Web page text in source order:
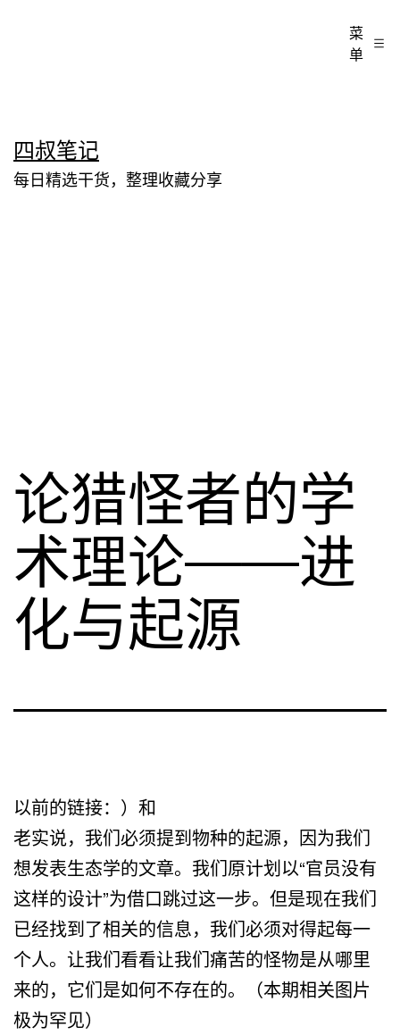
至
内
四叔笔记
每日精选干货，整理收藏分享
菜
单
论猎怪者的学
术理论——进
化与起源
以前的链接：）和
老实说，我们必须提到物种的起源，因为我们
想发表生态学的文章。我们原计划以“官员没有
这样的设计”为借口跳过这一步。但是现在我们
已经找到了相关的信息，我们必须对得起每一
个人。让我们看看让我们痛苦的怪物是从哪里
来的，它们是如何不存在的。（本期相关图片
极为罕见）